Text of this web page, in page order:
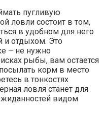
пугливую
ловли состоит в том,
в удобном для него
и отдыхом. Это
– не нужно
рыбы, вам остается
корм в место
в тонкостях
ловля станет для
видом